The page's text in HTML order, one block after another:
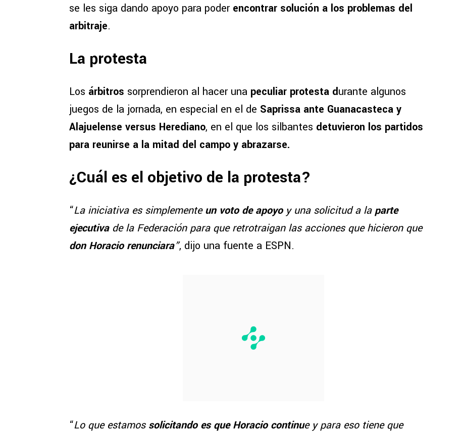
se les siga dando apoyo para poderencontrar solución a los problemas del
arbitraje.
La protesta
Los árbitros sorprendieron al hacer una peculiar protesta durante algunos
juegos de la jornada, en especial en el de Saprissa ante Guanacasteca y
Alajuelense versus Herediano, en el que los silbantes detuvieron los partidos
para reunirse a la mitad del campo y abrazarse.
¿Cuál es el objetivo de la protesta?
“La iniciativa es simplementeun voto de apoyo y una solicitud a laparte
ejecutivade la Federación para que retrotraigan las acciones que hicieron que
don Horacio renunciara”, dijo una fuente a ESPN.
“Lo que estamossolicitando es que Horacio continue y para eso tiene que